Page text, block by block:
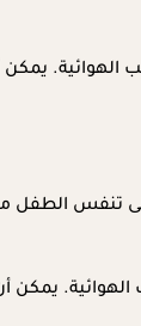
الهوائية.
تنفس الطفل
الهوائية.